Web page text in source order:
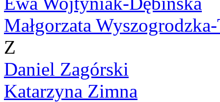
Małgorzata
Z
Daniel Zagórski
Katarzyna Zimna